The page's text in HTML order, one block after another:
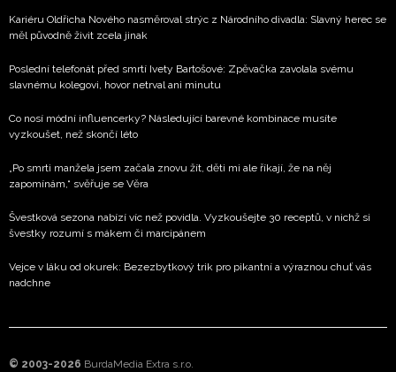
Kariéru Oldřicha Nového nasměroval strýc z Národního divadla: Slavný herec se
měl původně živit zcela jinak
Poslední telefonát před smrtí Ivety Bartošové: Zpěvačka zavolala svému
slavnému kolegovi, hovor netrval ani minutu
Co nosí módní influencerky? Následující barevné kombinace musíte
vyzkoušet, než skončí léto
„Po smrti manžela jsem začala znovu žít, děti mi ale říkají, že na něj
zapomínám,“ svěřuje se Věra
Švestková sezona nabízí víc než povidla. Vyzkoušejte 30 receptů, v nichž si
švestky rozumí s mákem či marcipánem
Vejce v láku od okurek: Bezezbytkový trik pro pikantní a výraznou chuť vás
nadchne
© 2003-2026 BurdaMedia Extra s.r.o.